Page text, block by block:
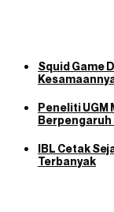
Squid Game
Peneliti UGM
Berpengaruh
IBL Cetak
Terbanyak